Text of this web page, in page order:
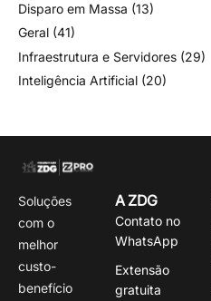
Disparo em Massa (13)
Geral (41)
Infraestrutura e Servidores (29)
Inteligência Artificial (20)
Soluções
com o
melhor
custo-
benefício
A ZDG
Contato no
WhatsApp
Extensão
gratuita